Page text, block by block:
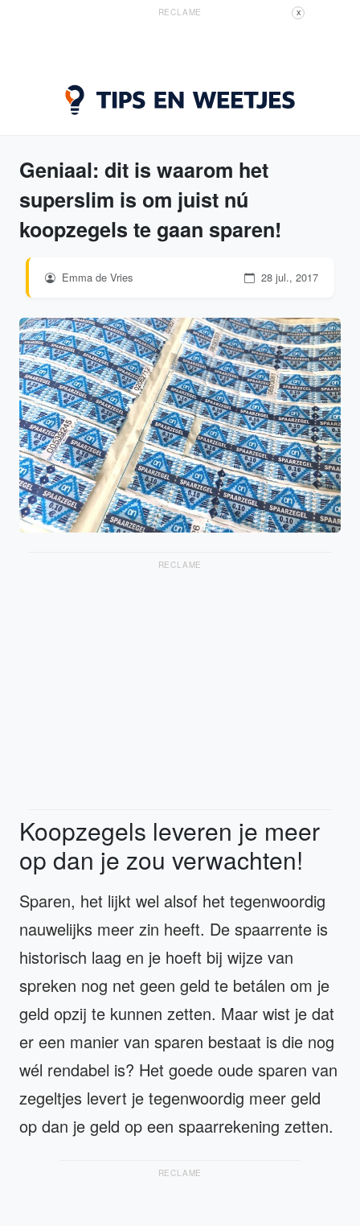
RECLAME X
Geniaal: dit is waarom het
superslim is om juist nú
koopzegels te gaan sparen!
Emma de Vries 28 jul., 2017
RECLAME
Koopzegels leveren je meer
op dan je zou verwachten!
Sparen, het lijkt wel alsof het tegenwoordig
nauwelijks meer zin heeft. De spaarrente is
historisch laag en je hoeft bij wijze van
spreken nog net geen geld te betálen om je
geld opzij te kunnen zetten. Maar wist je dat
er een manier van sparen bestaat is die nog
wél rendabel is? Het goede oude sparen van
zegeltjes levert je tegenwoordig meer geld
op dan je geld op een spaarrekening zetten.
RECLAME